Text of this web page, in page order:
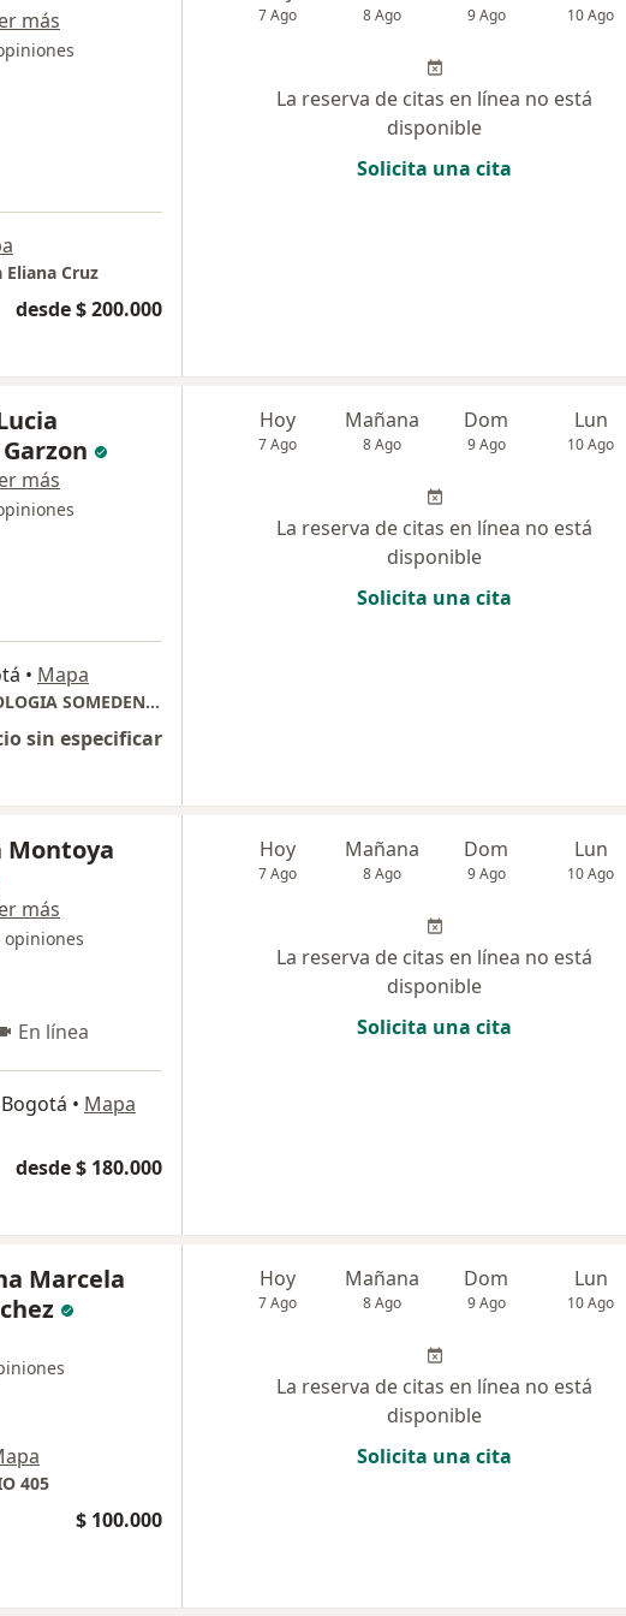
más
Cruz
desde $ 200.000
7 Ago 8 Ago 9 Ago 10 Ago
La reserva de citas en línea no está
disponible
Solicita una cita
más
• Mapa
CLINICA ORTODONCIA Y ODONTOLOGIA SOMEDENT Dra Olga Lucia Rodriguez
sin especificar
Hoy
7 Ago
Mañana
8 Ago
Dom
9 Ago
Lun
10 Ago
La reserva de citas en línea no está
disponible
Solicita una cita
Montoya
más
opiniones
En línea
• Mapa
desde $ 180.000
Hoy
7 Ago
Mañana
8 Ago
Dom
9 Ago
Lun
10 Ago
La reserva de citas en línea no está
disponible
Solicita una cita
Marcela
405
$ 100.000
Hoy
7 Ago
Mañana
8 Ago
Dom
9 Ago
Lun
10 Ago
La reserva de citas en línea no está
disponible
Solicita una cita